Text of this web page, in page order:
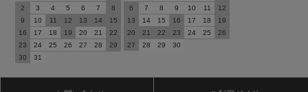
2
3 4 5 6 7
8
9
10 11 12 13 14
15
16
17 18 19 20 21
22
23
24 25 26 27 28
29
30
31
6
7 8 9 10 11
12
13
14 15 16 17 18
19
20
21 22 23 24 25
26
27
28 29 30